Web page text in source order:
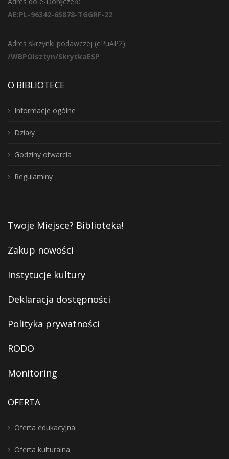
AE:PL-96342-65878-TGGRF-22
Adres skrzynki podawczej (ePuAP2):
/WBPOlsztyn/SkrytkaESP
O BIBLIOTECE
Informacje ogólne
Działy
Godziny otwarcia
Regulaminy
Twoje Miejsce? Biblioteka!
Zakup nowości
Instytucje kultury
Deklaracja dostępności
Polityka prywatności
RODO
Monitoring
OFERTA
Oferta edukacyjna
Oferta kulturalna